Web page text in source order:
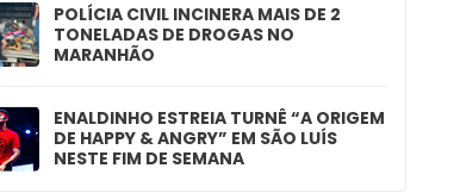
POLÍCIA CIVIL INCINERA MAIS DE 2
TONELADAS DE DROGAS NO
MARANHÃO
ENALDINHO ESTREIA TURNÊ “A ORIGEM
DE HAPPY & ANGRY” EM SÃO LUÍS
NESTE FIM DE SEMANA